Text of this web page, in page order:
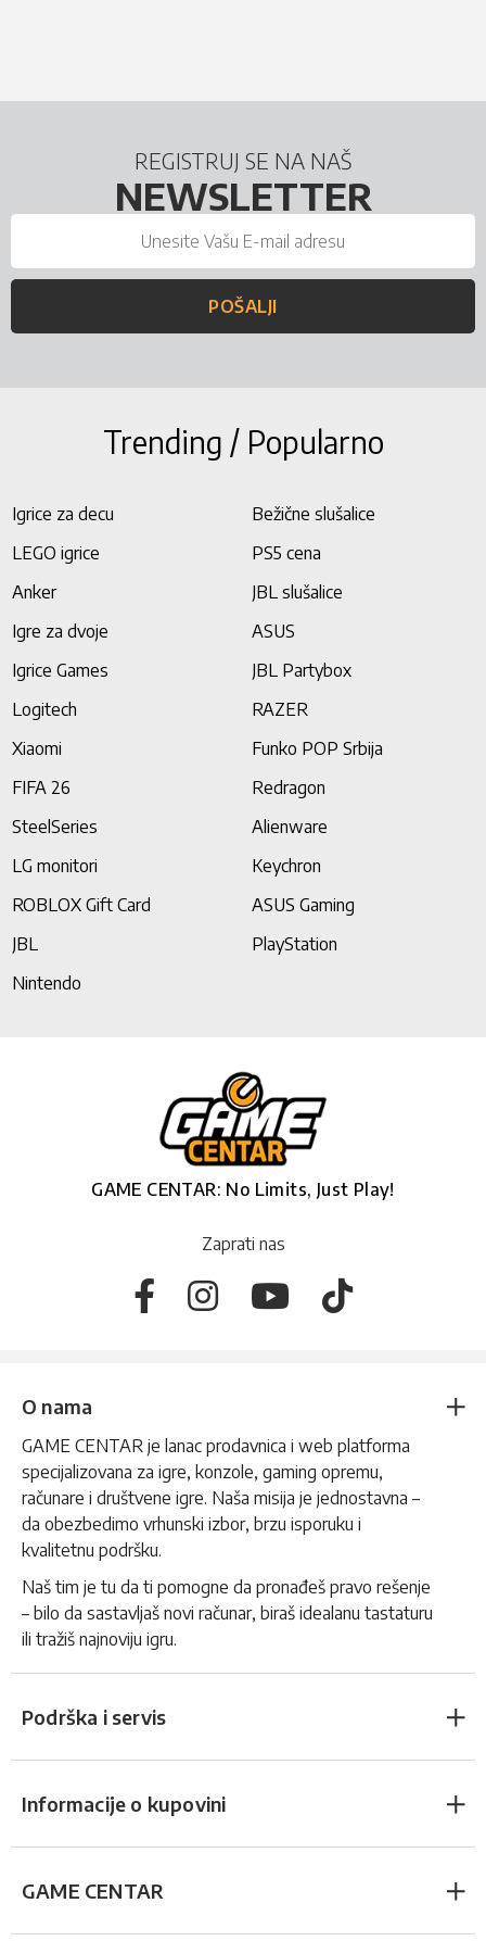
REGISTRUJ SE NA NAŠ
NEWSLETTER
POŠALJI
Trending / Popularno
Igrice za decu
Bežične slušalice
LEGO igrice
PS5 cena
Anker
JBL slušalice
Igre za dvoje
ASUS
Igrice Games
JBL Partybox
Logitech
RAZER
Xiaomi
Funko POP Srbija
FIFA 26
Redragon
SteelSeries
Alienware
LG monitori
Keychron
ROBLOX Gift Card
ASUS Gaming
JBL
PlayStation
Nintendo
GAME CENTAR: No Limits, Just Play!
Zaprati nas
O nama
GAME CENTAR je lanac prodavnica i web platforma
specijalizovana za igre, konzole, gaming opremu,
računare i društvene igre. Naša misija je jednostavna –
da obezbedimo vrhunski izbor, brzu isporuku i
kvalitetnu podršku.
Naš tim je tu da ti pomogne da pronađeš pravo rešenje
– bilo da sastavljaš novi računar, biraš idealanu tastaturu
ili tražiš najnoviju igru.
Podrška i servis
Informacije o kupovini
GAME CENTAR